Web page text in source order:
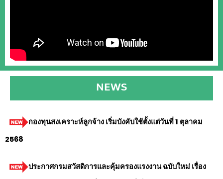
NEWS
กองทุนสงเคราะห์ลูกจ้าง เริ่มบังคับใช้ตั้งแต่วันที่ 1 ตุลาคม
2568
ประกาศกรมสวัสดิการและคุ้มครองแรงงาน ฉบับใหม่ เรื่อง